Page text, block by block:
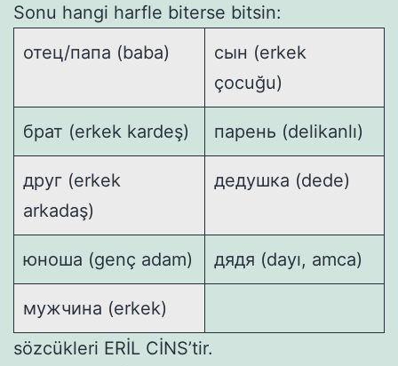
Sonu hangi harfle biterse bitsin:
отец/папа (baba)
сын (erkek
çocuğu)
брат (erkek kardeş) парень (delikanlı)
друг (erkek
arkadaş)
дедушка (dede)
юноша (genç adam) дядя (dayı, amca)
мужчина (erkek)
sözcükleri ERİL CİNS’tir.